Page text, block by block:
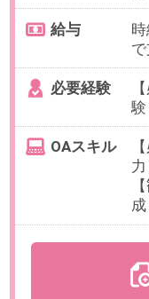
10月開
内】会
決算サ
10:00～
上でお選
【例】